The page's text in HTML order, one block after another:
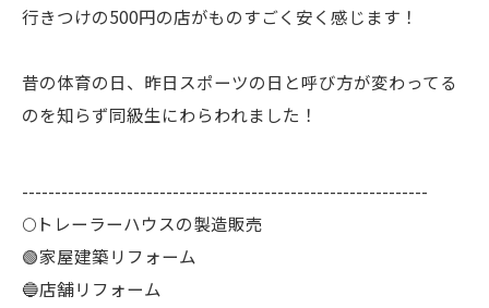
行きつけの500円の店がものすごく安く感じます！
昔の体育の日、昨日スポーツの日と呼び方が変わってる
のを知らず同級生にわらわれました！
--------------------------------------------------------------
🌕️トレーラーハウスの製造販売
🟢家屋建築リフォーム
🔵店舗リフォーム